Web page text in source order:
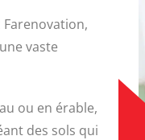
Farenovation,
vaste
ou en érable,
des sols qui